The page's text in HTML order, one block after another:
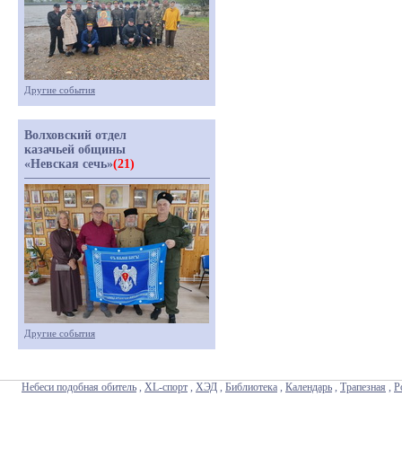
Другие события
Волховский отдел
казачьей общины
«Невская сечь»(21)
Другие события
Небеси подобная обитель , XL-спорт , ХЭД , Библиотека , Календарь , Трапезная ,